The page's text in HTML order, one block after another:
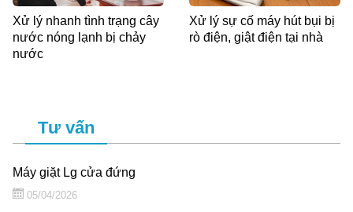
Xử lý nhanh tình trạng cây
nước nóng lạnh bị chảy
nước
Xử lý sự cố máy hút bụi bị
rò điện, giật điện tại nhà
Tư vấn
Máy giặt Lg cửa đứng
05/04/2026